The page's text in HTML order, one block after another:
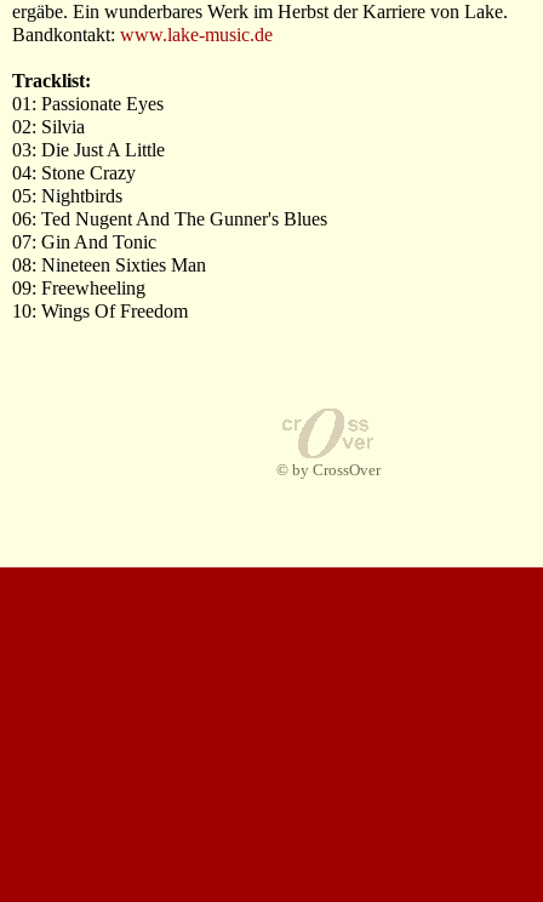
ergäbe. Ein wunderbares Werk im Herbst der Karriere von Lake.
Bandkontakt: www.lake-music.de
Tracklist:
01: Passionate Eyes
02: Silvia
03: Die Just A Little
04: Stone Crazy
05: Nightbirds
06: Ted Nugent And The Gunner's Blues
07: Gin And Tonic
08: Nineteen Sixties Man
09: Freewheeling
10: Wings Of Freedom
© by CrossOver